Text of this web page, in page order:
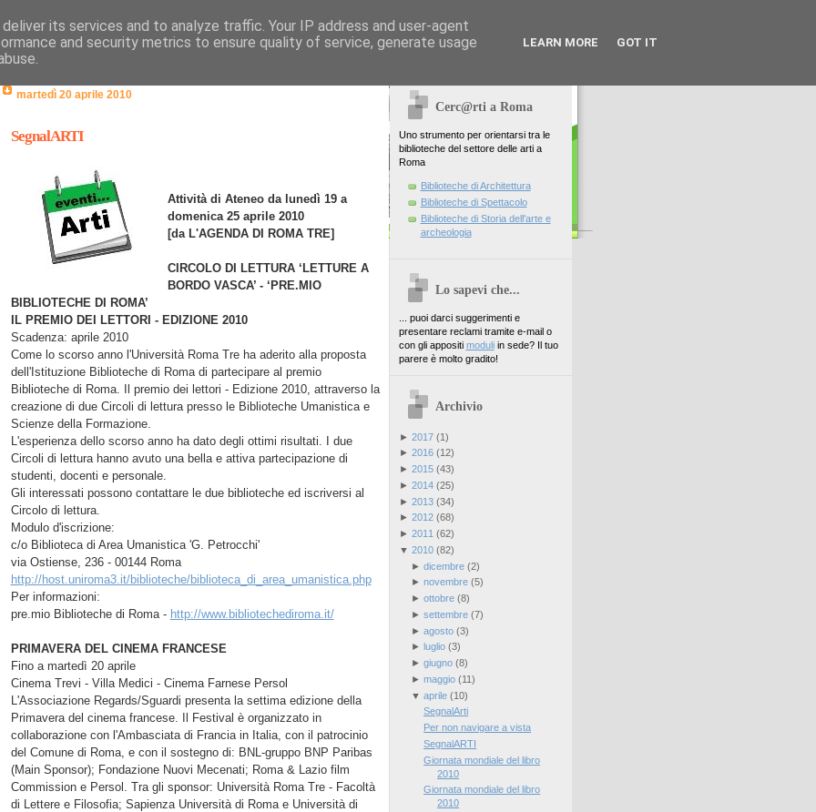
martedì 20 aprile 2010
SegnalARTI
Attività di Ateneo da lunedì 19 a
domenica 25 aprile 2010
[da L'AGENDA DI ROMA TRE]
CIRCOLO DI LETTURA ‘LETTURE A
BORDO VASCA’ - ‘PRE.MIO
BIBLIOTECHE DI ROMA’
IL PREMIO DEI LETTORI - EDIZIONE 2010
Scadenza: aprile 2010
Come lo scorso anno l'Università Roma Tre ha aderito alla proposta
dell'Istituzione Biblioteche di Roma di partecipare al premio
Biblioteche di Roma. Il premio dei lettori - Edizione 2010, attraverso la
creazione di due Circoli di lettura presso le Biblioteche Umanistica e
Scienze della Formazione.
L'esperienza dello scorso anno ha dato degli ottimi risultati. I due
Circoli di lettura hanno avuto una bella e attiva partecipazione di
studenti, docenti e personale.
Gli interessati possono contattare le due biblioteche ed iscriversi al
Circolo di lettura.
Modulo d'iscrizione:
c/o Biblioteca di Area Umanistica 'G. Petrocchi'
via Ostiense, 236 - 00144 Roma
http://host.uniroma3.it/biblioteche/biblioteca_di_area_umanistica.php
Per informazioni:
pre.mio Biblioteche di Roma - http://www.bibliotechediroma.it/
PRIMAVERA DEL CINEMA FRANCESE
Fino a martedì 20 aprile
Cinema Trevi - Villa Medici - Cinema Farnese Persol
L'Associazione Regards/Sguardi presenta la settima edizione della
Primavera del cinema francese. Il Festival è organizzato in
collaborazione con l'Ambasciata di Francia in Italia, con il patrocinio
del Comune di Roma, e con il sostegno di: BNL-gruppo BNP Paribas
(Main Sponsor); Fondazione Nuovi Mecenati; Roma & Lazio film
Commission e Persol. Tra gli sponsor: Università Roma Tre - Facoltà
di Lettere e Filosofia; Sapienza Università di Roma e Università di
Cerc@rti a Roma
Uno strumento per orientarsi tra le
biblioteche del settore delle arti a
Roma
Biblioteche di Architettura
Biblioteche di Spettacolo
Biblioteche di Storia dell'arte e
archeologia
Lo sapevi che...
... puoi darci suggerimenti e
presentare reclami tramite e-mail o
con gli appositi moduliin sede? Il tuo
parere è molto gradito!
Archivio
► 2017(1)
► 2016(12)
► 2015(43)
► 2014(25)
► 2013(34)
► 2012(68)
► 2011 (62)
▼ 2010(82)
► dicembre(2)
► novembre(5)
► ottobre(8)
► settembre(7)
► agosto(3)
► luglio(3)
► giugno(8)
► maggio(11)
▼ aprile(10)
SegnalArti
Per non navigare a vista
SegnalARTI
Giornata mondiale del libro
2010
Giornata mondiale del libro
2010
its services and to analyze traffic. Your IP address and user-agent
and security metrics to ensure quality of service, generate usage
LEARN MORE GOT IT